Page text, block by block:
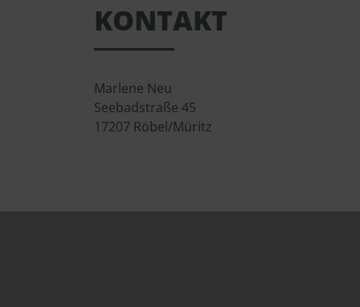
KONTAKT
Marlene Neu
Seebadstraße 45
17207 Röbel/Müritz